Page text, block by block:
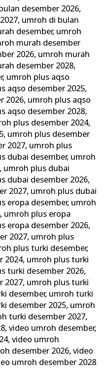
desember 2026,
, umroh di bulan
desember, umroh
murah desember
2026, umroh murah
desember 2028,
, umroh plus aqso
aqso desember 2025,
2026, umroh plus aqso
aqso desember 2028,
plus desember 2024,
, umroh plus desember
2027, umroh plus
dubai desember, umroh
, umroh plus dubai
dubai desember 2026,
2027, umroh plus dubai
eropa desember, umroh
, umroh plus eropa
eropa desember 2026,
2027, umroh plus
plus turki desember,
2024, umroh plus turki
turki desember 2026,
2027, umroh plus turki
desember, umroh turki
desember 2025, umroh
turki desember 2027,
,video umroh desember,
,video umroh
desember 2026,video
umroh desember 2028